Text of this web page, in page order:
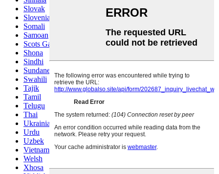
Slovak
Slovenian
Somali
Samoan
Scots Gaelic
Shona
Sindhi
Sundanese
Swahili
Tajik
Tamil
Telugu
Thai
Ukrainian
Urdu
Uzbek
Vietnamese
Welsh
Xhosa